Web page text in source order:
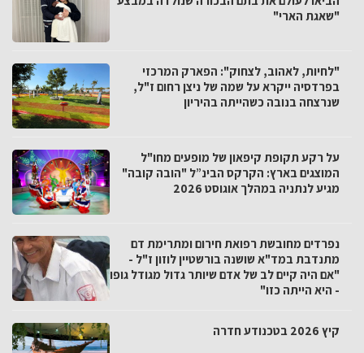
"שאגת הארי"
"לחיות, לאהוב, לצחוק": הפארק המרכזי
בפרדסיה ייקרא על שמה של ניצן רחום ז"ל,
שנרצחה בנובה כשהייתה בהיריון
על רקע תקופת קיפאון של מופעים מחו"ל
המוצגים בארץ: הקרקס הבינ”ל "הובה קובה"
מגיע לנתניה במהלך אוגוסט 2026
נפרדים מחובשת רפואת חירום ומתרימת דם
מתנדבת במד"א שושנה בורשטיין לוזון ז"ל -
"אם היה קיים לב של אדם שיותר גדול מגודל גופו
- היא הייתה כזו"
קיץ 2026 בטכנודע חדרה